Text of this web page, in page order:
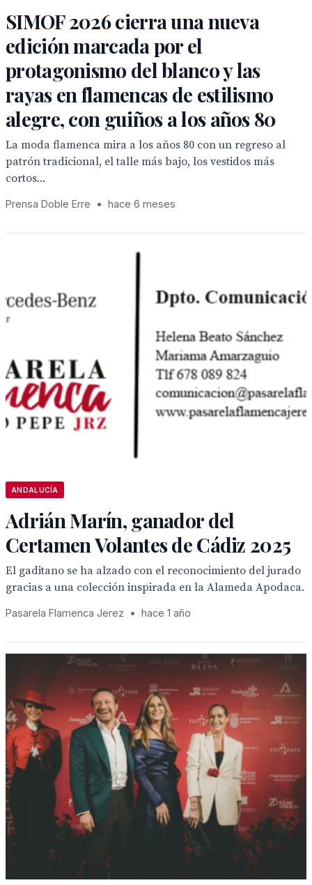
SIMOF 2026 cierra una nueva
edición marcada por el
protagonismo del blanco y las
rayas en flamencas de estilismo
alegre, con guiños a los años 80
La moda flamenca mira a los años 80 con un regreso al
patrón tradicional, el talle más bajo, los vestidos más
cortos...
Prensa Doble Erre • hace 6 meses
ANDALUCÍA
Adrián Marín, ganador del
Certamen Volantes de Cádiz 2025
El gaditano se ha alzado con el reconocimiento del jurado
gracias a una colección inspirada en la Alameda Apodaca.
Pasarela Flamenca Jerez • hace 1 año